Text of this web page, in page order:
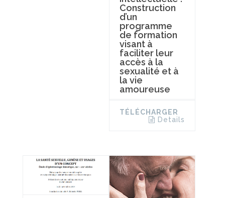
Construction
d’un
programme
de formation
visant à
faciliter leur
accès à la
sexualité et à
la vie
amoureuse
TÉLÉCHARGER
Details